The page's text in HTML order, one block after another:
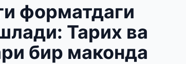
форматдаги
Тарих ва
бир маконда